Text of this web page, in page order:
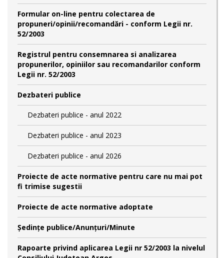
Formular on-line pentru colectarea de
propuneri/opinii/recomandări - conform Legii nr.
52/2003
Registrul pentru consemnarea si analizarea
propunerilor, opiniilor sau recomandarilor conform
Legii nr. 52/2003
Dezbateri publice
Dezbateri publice - anul 2022
Dezbateri publice - anul 2023
Dezbateri publice - anul 2026
Proiecte de acte normative pentru care nu mai pot
fi trimise sugestii
Proiecte de acte normative adoptate
Şedinţe publice/Anunţuri/Minute
Rapoarte privind aplicarea Legii nr 52/2003 la nivelul